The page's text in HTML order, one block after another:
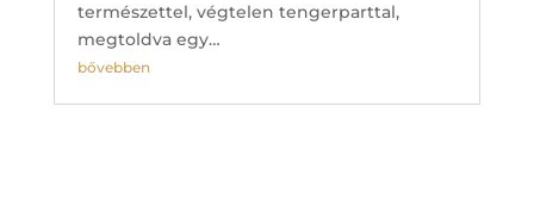
természettel, végtelen tengerparttal,
megtoldva egy…
bővebben